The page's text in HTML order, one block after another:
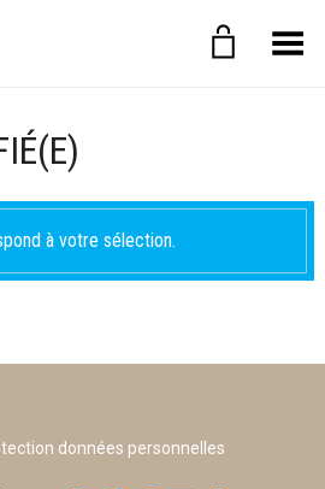
Basculer le menu
à votre sélection.
données personnelles